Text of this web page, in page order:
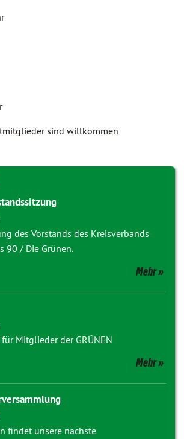
sind willkommen
des Vorstands des Kreisverbands
90 / Die Grünen.
Mehr
Mitglieder der GRÜNEN
Mehr
findet unsere nächste